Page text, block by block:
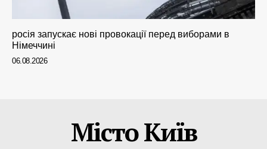
росія запускає нові провокації перед виборами в
Німеччині
06.08.2026
Місто Київ